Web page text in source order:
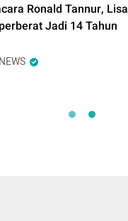
Ronald Tannur, Lisa
Jadi 14 Tahun